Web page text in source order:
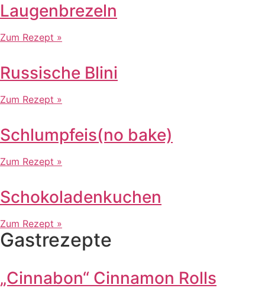
Laugenbrezeln
Zum Rezept »
Russische Blini
Zum Rezept »
Schlumpfeis(no bake)
Zum Rezept »
Schokoladenkuchen
Zum Rezept »
Gastrezepte
„Cinnabon“ Cinnamon Rolls